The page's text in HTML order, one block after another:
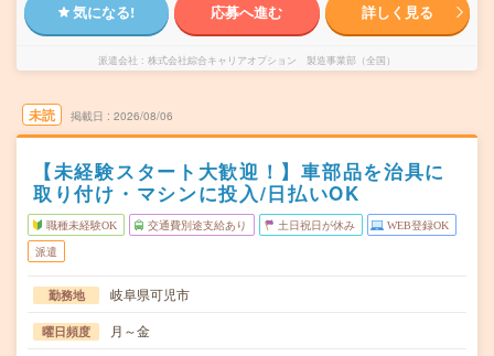
気になる! 応募へ進む 詳しく見る
派遣会社 株式会社綜合キャリアオプション 製造事業部（全国）
未読 掲載日 2026/08/06
【未経験スタート大歓迎！】車部品を治具に
取り付け・マシンに投入/日払いOK
職種未経験OK 交通費別途支給あり 土日祝日が休み WEB登録OK
派遣
勤務地 岐阜県可児市
曜日頻度 月～金